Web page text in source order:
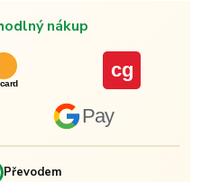
nákup
Pay
cg
Převodem